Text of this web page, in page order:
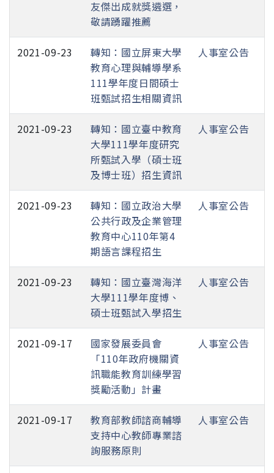
友傑出成就獎遴選，
敬請踴躍推薦
2021-09-23
轉知：國立屏東大學
教育心理與輔導學系
111學年度日間碩士
班甄試招生相關資訊
人事室公告
2021-09-23
轉知：國立臺中教育
大學111學年度研究
所甄試入學（碩士班
及博士班）招生資訊
人事室公告
2021-09-23
轉知：國立政治大學
公共行政及企業管理
教育中心110年第4
期語言課程招生
人事室公告
2021-09-23
轉知：國立臺灣海洋
大學111學年度博、
碩士班甄試入學招生
人事室公告
2021-09-17
國家發展委員會
「110年政府機關資
訊職能教育訓練學習
獎勵活動」計畫
人事室公告
2021-09-17
教育部教師諮商輔導
支持中心教師專業諮
詢服務原則
人事室公告